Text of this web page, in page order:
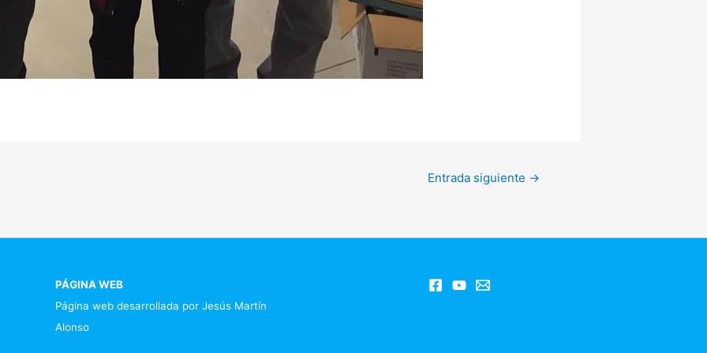
Entrada siguiente →
PÁGINA WEB
Página web desarrollada por Jesús Martín
Alonso